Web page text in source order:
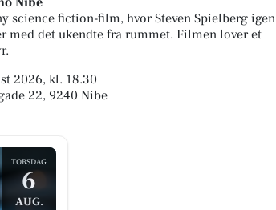
science fiction-film, hvor Steven Spielberg igen
med det ukendte fra rummet. Filmen lover et
2026, kl. 18.30
22, 9240 Nibe
TORSDAG
6
AUG.